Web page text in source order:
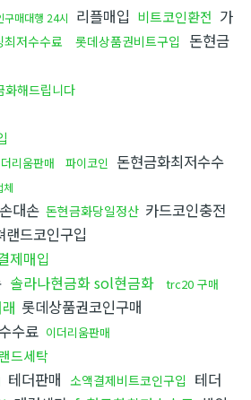
구매대행 24시 리플매입 비트코인환전 가
최저수수료 롯데상품권비트구입
돈현금
화해드립니다
리움판매 파이코인
돈현금화최저수수
체
대손 돈현금화당일정산 카드코인충전
랜드코인구입
제매입
솔라나현금화 sol현금화 trc20 구매
롯데상품권코인구매
수료 이더리움판매
드세탁
테더판매 소액결제비트코인구입 테더